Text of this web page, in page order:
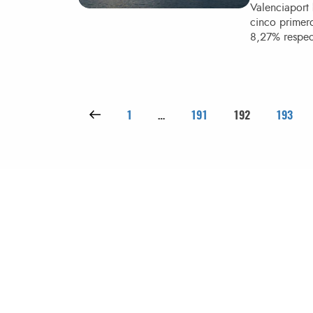
cinco
8,27%
Paginación de entradas
Página anterior
Página
1 … Página
191 Página
192 Página
193